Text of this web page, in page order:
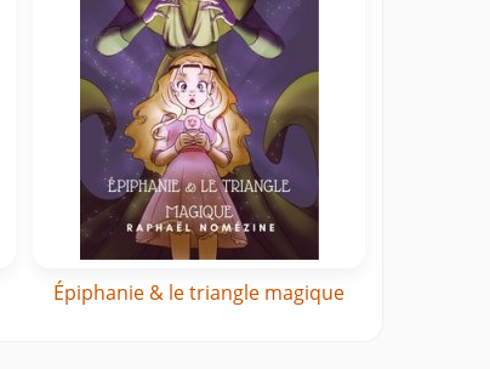
Épiphanie & le triangle magique